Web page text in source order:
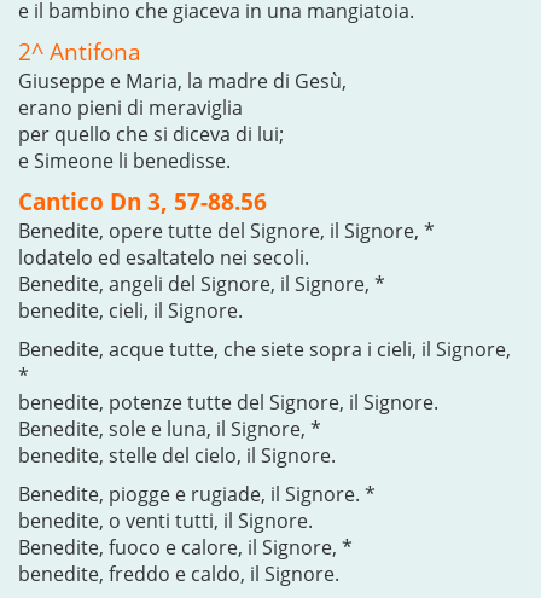
e il bambino che giaceva in una mangiatoia.
2^ Antifona
Giuseppe e Maria, la madre di Gesù,
erano pieni di meraviglia
per quello che si diceva di lui;
e Simeone li benedisse.
Cantico Dn 3, 57-88.56
Benedite, opere tutte del Signore, il Signore, *
lodatelo ed esaltatelo nei secoli.
Benedite, angeli del Signore, il Signore, *
benedite, cieli, il Signore.
Benedite, acque tutte, che siete sopra i cieli, il Signore,
*
benedite, potenze tutte del Signore, il Signore.
Benedite, sole e luna, il Signore, *
benedite, stelle del cielo, il Signore.
Benedite, piogge e rugiade, il Signore. *
benedite, o venti tutti, il Signore.
Benedite, fuoco e calore, il Signore, *
benedite, freddo e caldo, il Signore.